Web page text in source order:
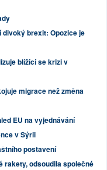
brexit: Opozice je
blížící se krizi v
migrace než změna
EU na vyjednávání
v Sýrii
postavení
rakety, odsoudila společné